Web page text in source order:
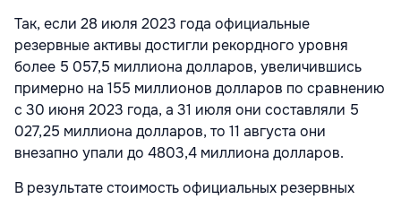
Так, если 28 июля 2023 года официальные
резервные активы достигли рекордного уровня
более 5 057,5 миллиона долларов, увеличившись
примерно на 155 миллионов долларов по сравнению
с 30 июня 2023 года, а 31 июля они составляли 5
027,25 миллиона долларов, то 11 августа они
внезапно упали до 4803,4 миллиона долларов.
В результате стоимость официальных резервных